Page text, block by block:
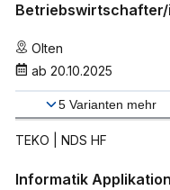
Betriebswirtschafter/
Olten
ab 20.10.2025
5 Varianten mehr
TEKO | NDS HF
Informatik